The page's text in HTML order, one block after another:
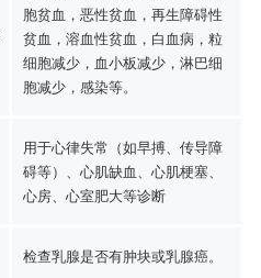
胞贫血，恶性贫血，再生障碍性
贫血，溶血性贫血，白血病，粒
细胞减少，血小板减少，淋巴细
胞减少，感染等。
用于心律失常（如早搏、传导障
碍等）、心肌缺血、心肌梗塞、
心房、心室肥大等诊断
检查乳腺是否有肿块或乳腺癌。